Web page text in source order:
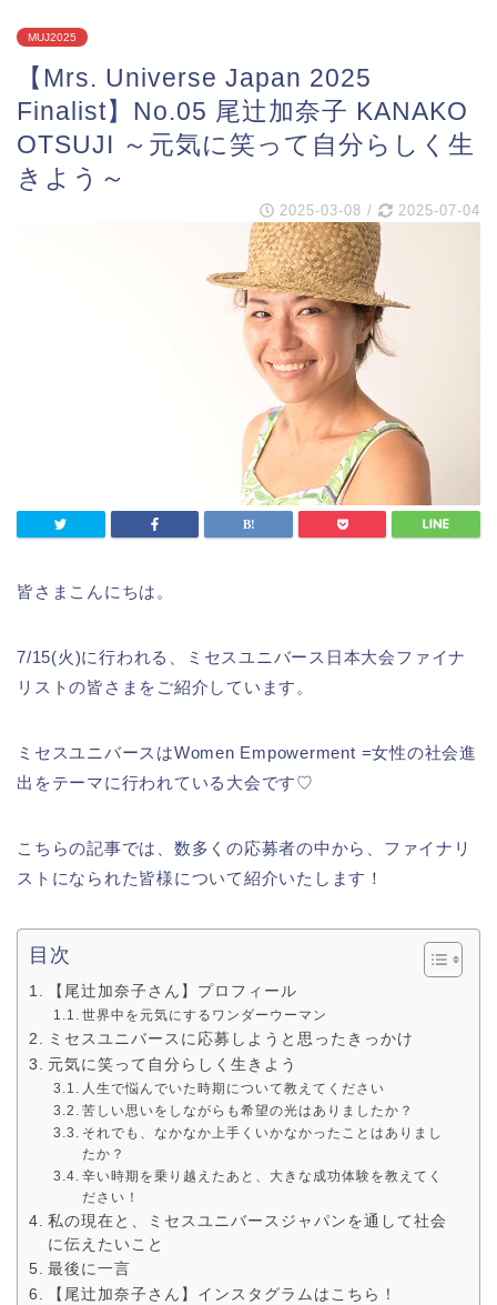
MUJ2025
【Mrs. Universe Japan 2025
Finalist】No.05 尾辻加奈子 KANAKO
OTSUJI ～元気に笑って自分らしく生
きよう～
2025-03-08 / 2025-07-04
皆さまこんにちは。
7/15(火)に行われる、ミセスユニバース日本大会ファイナ
リストの皆さまをご紹介しています。
ミセスユニバースはWomen Empowerment =女性の社会進
出をテーマに行われている大会です♡
こちらの記事では、数多くの応募者の中から、ファイナリ
ストになられた皆様について紹介いたします！
目次
【尾辻加奈子さん】プロフィール
世界中を元気にするワンダーウーマン
ミセスユニバースに応募しようと思ったきっかけ
元気に笑って自分らしく生きよう
人生で悩んでいた時期について教えてください
苦しい思いをしながらも希望の光はありましたか？
それでも、なかなか上手くいかなかったことはありまし
たか？
辛い時期を乗り越えたあと、大きな成功体験を教えてく
ださい！
私の現在と、ミセスユニバースジャパンを通して社会
に伝えたいこと
最後に一言
【尾辻加奈子さん】インスタグラムはこちら！